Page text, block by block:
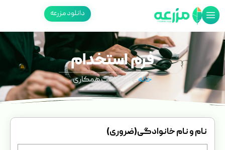
دانلود مزرعه
فرم استخدام
خانه درخواست همکاری
نام و نام خانوادگی(ضروری)